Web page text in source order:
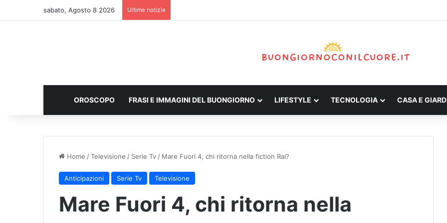
sabato, Agosto 8 2026 Ultime notizie
OROSCOPO FRASI E IMMAGINI DEL BUONGIORNO LIFESTYLE TECNOLOGIA CASA E
Home /Televisione / Serie Tv / Mare Fuori 4, chi ritorna nella fiction Rai?
Anticipazioni Serie Tv Televisione
Mare Fuori 4, chi ritorna nella